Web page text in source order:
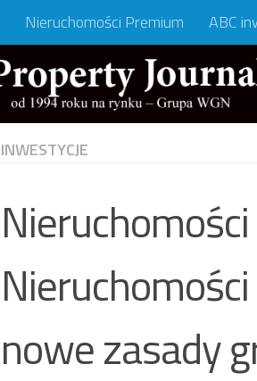
Nieruchomości Premium ABC
INWESTYCJE
nowe zasady